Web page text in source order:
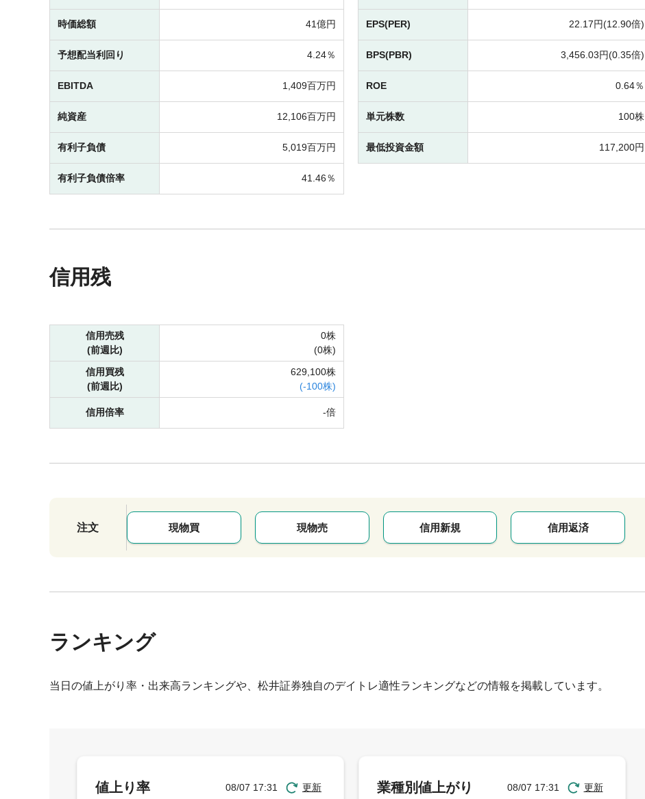
時価総額 41億円
予想配当利回り 4.24％
EBITDA 1,409百万円
純資産 12,106百万円
有利子負債 5,019百万円
有利子負債倍率 41.46％
EPS(PER) 22.17円(12.90倍)
BPS(PBR) 3,456.03円(0.35倍)
ROE 0.64％
単元株数 100株
最低投資金額 117,200円
信用残
信用売残
(前週比)
0株
(0株)
信用買残
(前週比)
629,100株
(-100株)
信用倍率 -倍
注文 現物買 現物売 信用新規 信用返済
ランキング
当日の値上がり率・出来高ランキングや、松井証券独自のデイトレ適性ランキングなどの情報を掲載しています。